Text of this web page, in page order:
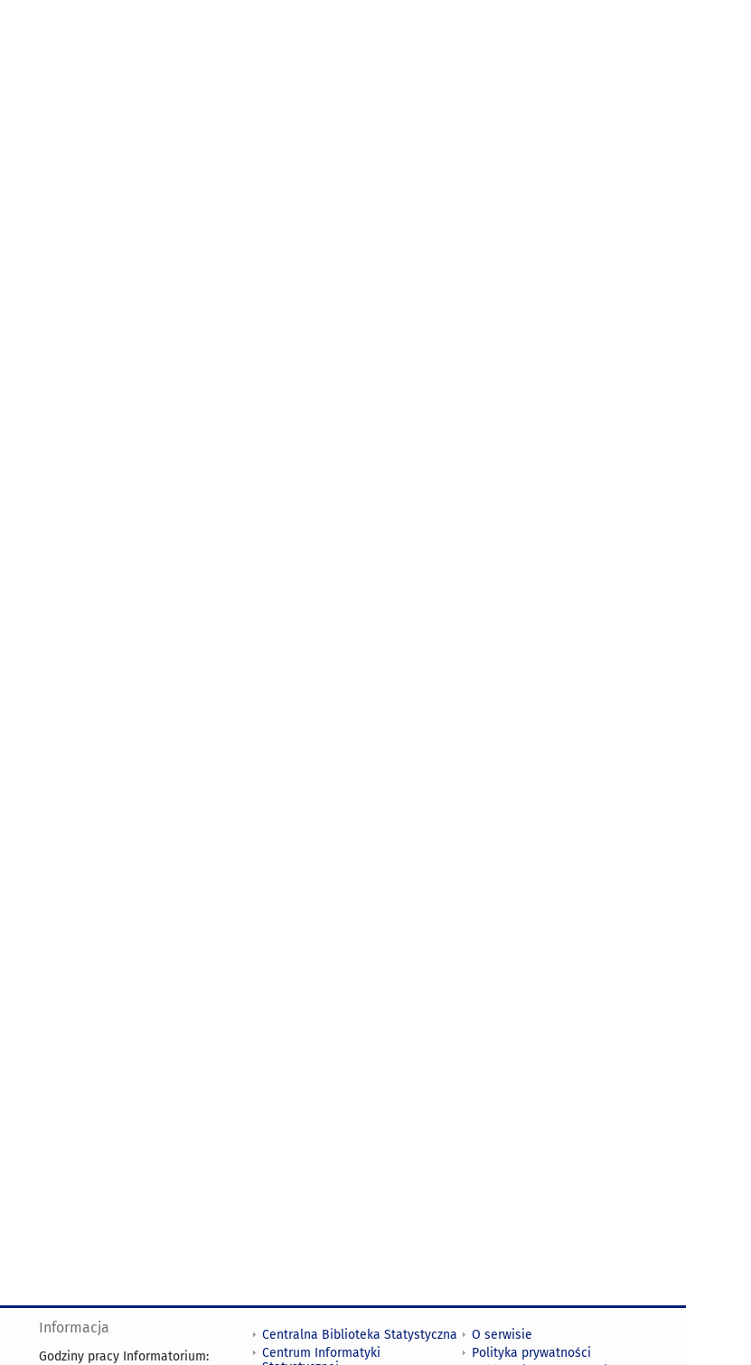
Informacja
Godziny pracy Informatorium:
Centralna Biblioteka Statystyczna
Centrum Informatyki
O serwisie
Polityka prywatności